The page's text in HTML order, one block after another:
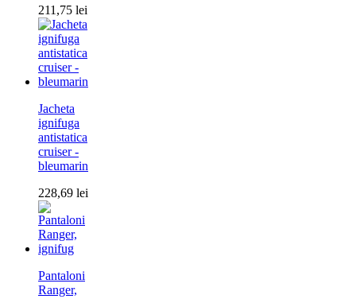
211,75 lei
Jacheta
ignifuga
antistatica
cruiser -
bleumarin
228,69 lei
Pantaloni
Ranger,